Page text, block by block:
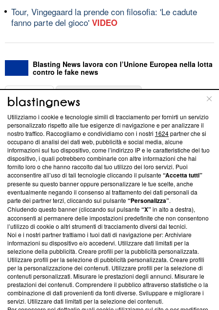
Tour, Vingegaard la prende con filosofia: 'Le cadute
fanno parte del gioco' VIDEO
Blasting News lavora con l’Unione Europea nella lotta
contro le fake news
ABOUT
Questa sezione offre informazioni trasparenti su Blasting
News, sui nostri processi editoriali e su come ci impegniamo a
creare news di qualità. Inoltre, afferma la nostra aderenza a
‘Trust Project - News with Integrity’Blasting News non è
ancora membro del programma, ma ha richiesto di farne
parte; Trust Project non ha ancora effettuato una verifica di
conformità agli standard.
Su di noi
Team editoriale
Corporate
Redazione
Informativa Privacy
Cookie Policy
Blasting SA, IDI CHE-247.845.224, Via Carlo Frasca, 3 - 6900
Utilizziamo i cookie e tecnologie simili di tracciamento per fornirti un servizio
personalizzato rispetto alle tue esigenze di navigazione e per analizzare il
nostro traffico. Raccogliamo e condividiamo con i nostri 1624partner che si
occupano di analisi dei dati web, pubblicità e social media, alcune
informazioni sul tuo dispositivo, come l’indirizzo IP e le caratteristiche del tuo
dispositivo, i quali potrebbero combinarle con altre informazioni che hai
fornito loro o che hanno raccolto dal tuo utilizzo dei loro servizi. Puoi
acconsentire all’uso di tali tecnologie cliccando il pulsante“Accetta tutti”
presente su questo banner oppure personalizzare le tue scelte, anche
eventualmente negando il consenso al trattamento dei dati personali da
parte dei partner terzi, cliccando sul pulsante“Personalizza”.
Chiudendo questo banner (cliccando sul pulsante“X”in alto a destra),
acconsenti al permanere delle impostazioni predefinite che non consentono
l’utilizzo di cookie o altri strumenti di tracciamento diversi dai tecnici.
Noi e i nostri partner trattiamo i tuoi dati di navigazione per: Archiviare
informazioni su dispositivo e/o accedervi. Utilizzare dati limitati per la
selezione della pubblicità. Creare profili per la pubblicità personalizzata.
Utilizzare profili per la selezione di pubblicità personalizzata. Creare profili
per la personalizzazione dei contenuti. Utilizzare profili per la selezione di
contenuti personalizzati. Misurare le prestazioni degli annunci. Misurare le
prestazioni dei contenuti. Comprendere il pubblico attraverso statistiche o la
combinazione di dati provenienti da fonti diverse. Sviluppare e migliorare i
servizi. Utilizzare dati limitati per la selezione dei contenuti.